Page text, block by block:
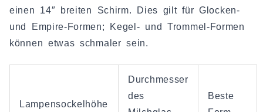
einen 14″ breiten Schirm. Dies gilt für Glocken-
und Empire-Formen; Kegel- und Trommel-Formen
können etwas schmaler sein.
Lampensockelhöhe
Durchmesser
des
Beste